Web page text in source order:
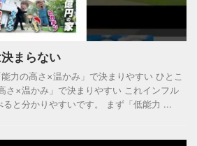
まらない
力の高さ×温かみ」で決まりやすい ひとこ
さ×温かみ」で決まりやすい これインフル
ると分かりやすいです。 まず「低能力 ...